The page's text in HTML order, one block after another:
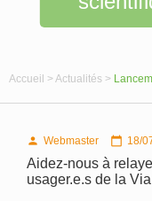
Accueil > Actualités >
 Webmaster  18/
Aidez-nous à
usager.e.s de la